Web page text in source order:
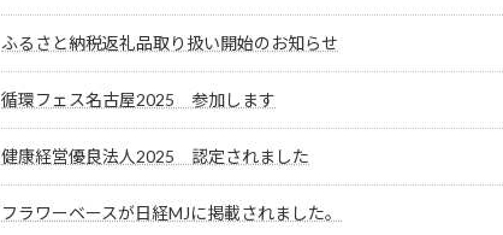
ふるさと納税返礼品取り扱い開始のお知らせ
循環フェス名古屋2025 参加します
健康経営優良法人2025 認定されました
フラワーベースが日経MJに掲載されました。